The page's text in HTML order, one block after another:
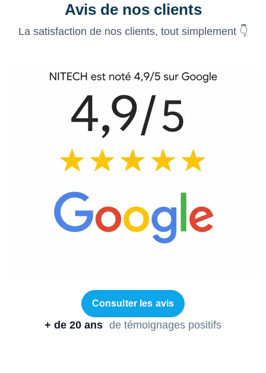
Avis de nos clients
La satisfaction de nos clients, tout simplement 👇
Consulter les avis
+ de 20 ans de témoignages positifs